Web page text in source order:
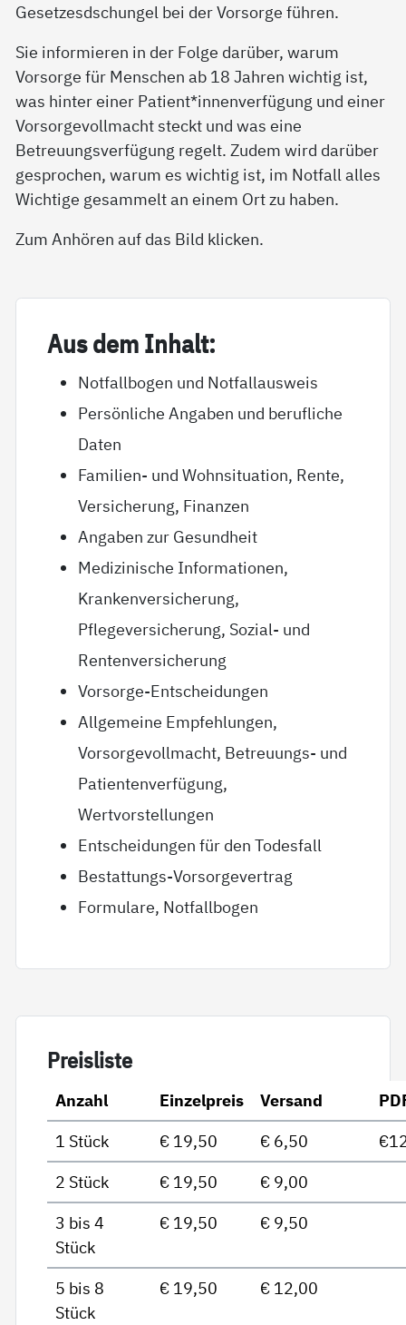
Gesetzesdschungel bei der Vorsorge führen.
Sie informieren in der Folge darüber, warum
Vorsorge für Menschen ab 18 Jahren wichtig ist,
was hinter einer Patient*innenverfügung und einer
Vorsorgevollmacht steckt und was eine
Betreuungsverfügung regelt. Zudem wird darüber
gesprochen, warum es wichtig ist, im Notfall alles
Wichtige gesammelt an einem Ort zu haben.
Zum Anhören auf das Bild klicken.
Aus dem In­halt:
Notfallbogen und Notfallausweis
Persönliche Angaben und berufliche
Daten
Familien- und Wohnsituation, Rente,
Versicherung, Finanzen
Angaben zur Gesundheit
Medizinische Informationen,
Krankenversicherung,
Pflegeversicherung, Sozial- und
Rentenversicherung
Vorsorge-Entscheidungen
Allgemeine Empfehlungen,
Vorsorgevollmacht, Betreuungs- und
Patientenverfügung,
Wertvorstellungen
Entscheidungen für den Todesfall
Bestattungs-Vorsorgevertrag
Formulare, Notfallbogen
Preis­lis­te
Anzahl Einzelpreis Versand
1 Stück
€ 19,50 € 6,50
2 Stück
€ 19,50
€ 9,00
3 bis 4
Stück
€ 19,50 € 9,50
5 bis 8
Stück
€ 19,50 € 12,00